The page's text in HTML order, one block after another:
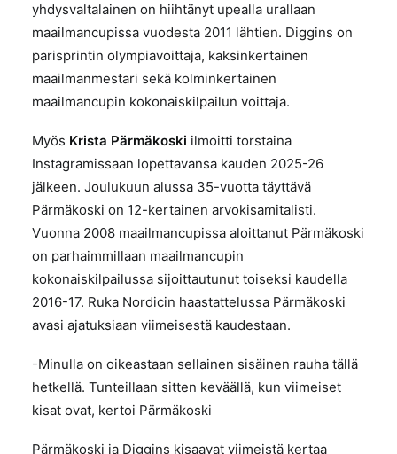
yhdysvaltalainen on hiihtänyt upealla urallaan
maailmancupissa vuodesta 2011 lähtien. Diggins on
parisprintin olympiavoittaja, kaksinkertainen
maailmanmestari sekä kolminkertainen
maailmancupin kokonaiskilpailun voittaja.
Myös Krista Pärmäkoski ilmoitti torstaina
Instagramissaan lopettavansa kauden 2025-26
jälkeen. Joulukuun alussa 35-vuotta täyttävä
Pärmäkoski on 12-kertainen arvokisamitalisti.
Vuonna 2008 maailmancupissa aloittanut Pärmäkoski
on parhaimmillaan maailmancupin
kokonaiskilpailussa sijoittautunut toiseksi kaudella
2016-17. Ruka Nordicin haastattelussa Pärmäkoski
avasi ajatuksiaan viimeisestä kaudestaan.
-Minulla on oikeastaan sellainen sisäinen rauha tällä
hetkellä. Tunteillaan sitten keväällä, kun viimeiset
kisat ovat, kertoi Pärmäkoski
Pärmäkoski ja Diggins kisaavat viimeistä kertaa